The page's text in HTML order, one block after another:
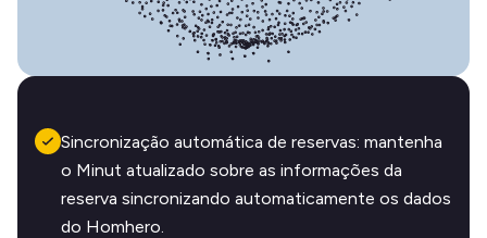
Sincronização automática de reservas: mantenha
o Minut atualizado sobre as informações da
reserva sincronizando automaticamente os dados
do Homhero.